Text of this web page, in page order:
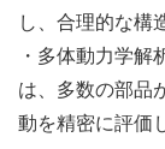
し、合理的な構
・多体動力学解
は、多数の部品
動を精密に評価